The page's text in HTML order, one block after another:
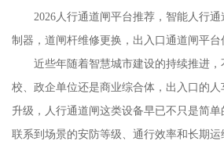
2026人行通道闸平台推荐，智能人行通
制器，道闸杆维修更换，出入口通道闸平台
近些年随着智慧城市建设的持续推进，
校、政企单位还是商业综合体，出入口的
升级，人行通道闸这类设备早已不只是简
联系到场景的安防等级、通行效率和长期